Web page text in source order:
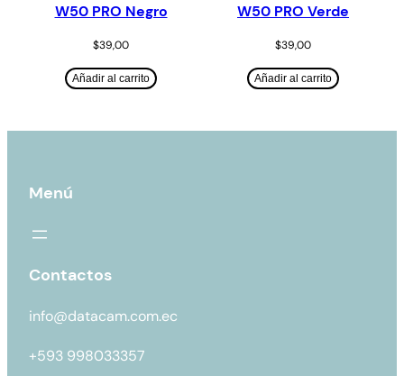
W50 PRO Negro
$39,00
Añadir al carrito
W50 PRO Verde
$39,00
Añadir al carrito
Menú
Contactos
info@datacam.com.ec
+593 998033357